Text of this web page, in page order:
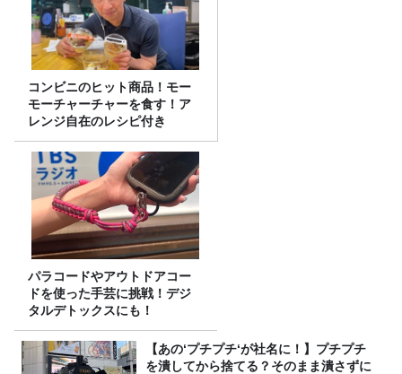
コンビニのヒット商品！モー
モーチャーチャーを食す！ア
レンジ自在のレシピ付き
パラコードやアウトドアコー
ドを使った手芸に挑戦！デジ
タルデトックスにも！
【あの‘プチプチ‘が社名に！】プチプチ
を潰してから捨てる？そのまま潰さずに